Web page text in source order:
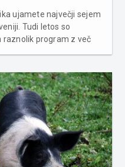
ujamete največji sejem
Tudi letos so
program z več